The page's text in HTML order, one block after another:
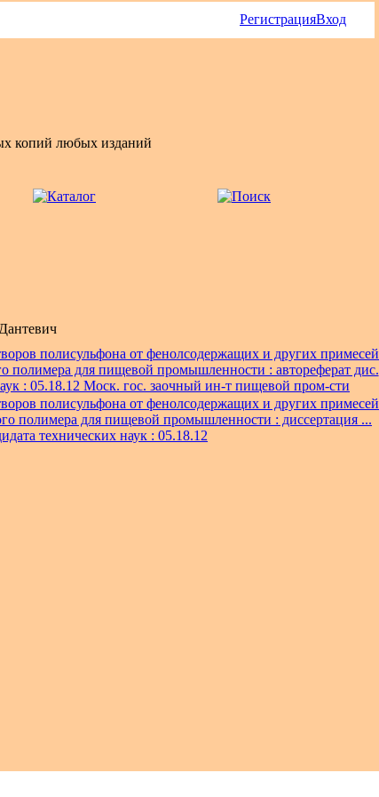
РегистрацияВход
копий любых изданий
полисульфона от фенолсодержащих и других примесей
полимера для пищевой промышленности : автореферат дис.
: 05.18.12 Моск. гос. заочный ин-т пищевой пром-сти
полисульфона от фенолсодержащих и других примесей
полимера для пищевой промышленности : диссертация ...
технических наук : 05.18.12